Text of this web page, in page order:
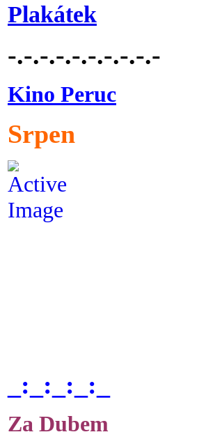
Plakátek
-.-.-.-.-.-.-.-.-.-
Kino Peruc
Srpen
_:_:_:_:_
Za Dubem